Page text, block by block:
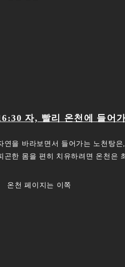
자, 빨리 온천에 들어
연을 바라보면서 들어가는 노천탕
곤한 몸을 편히 치유하려면 온천은
온천 페이지는 이쪽